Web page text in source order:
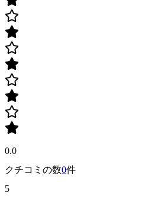
0.0
クチコミの数0件
5